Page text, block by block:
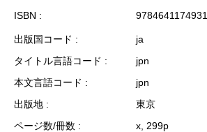
ISBN
9784641174931
出版国コード
ja
タイトル言語コード
jpn
本文言語コード
jpn
出版地
東京
ページ数/冊数
x, 299p